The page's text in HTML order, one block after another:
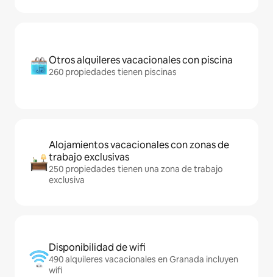
Otros alquileres vacacionales con piscina
260 propiedades tienen piscinas
Alojamientos vacacionales con zonas de
trabajo exclusivas
250 propiedades tienen una zona de trabajo
exclusiva
Disponibilidad de wifi
490 alquileres vacacionales en Granada incluyen
wifi